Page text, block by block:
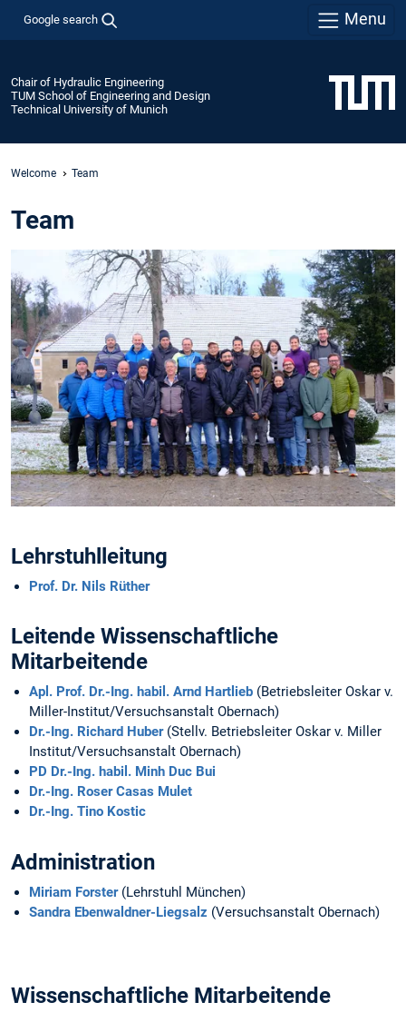
Google search Menu
Chair of Hydraulic Engineering
TUM School of Engineering and Design
Technical University of Munich
Welcome Team
Team
Lehrstuhlleitung
Prof. Dr. Nils Rüther
Leitende Wissenschaftliche
Mitarbeitende
Apl. Prof. Dr.-Ing. habil. Arnd Hartlieb (Betriebsleiter Oskar v.
Miller-Institut/Versuchsanstalt Obernach)
Dr.-Ing. Richard Huber(Stellv. Betriebsleiter Oskar v. Miller
Institut/Versuchsanstalt Obernach)
PD Dr.-Ing. habil. Minh Duc Bui
Dr.-Ing. Roser Casas Mulet
Dr.-Ing. Tino Kostic
Administration
Miriam Forster(Lehrstuhl München)
Sandra Ebenwaldner-Liegsalz (Versuchsanstalt Obernach)
Wissenschaftliche Mitarbeitende